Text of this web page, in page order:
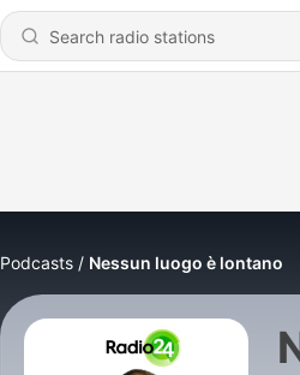
Podcasts Nessun luogo è lontano